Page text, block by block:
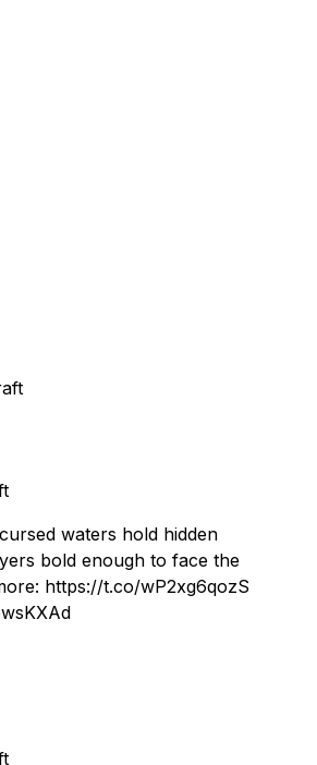
waters hold hidden
bold enough to face the
https://t.co/wP2xg6qozS